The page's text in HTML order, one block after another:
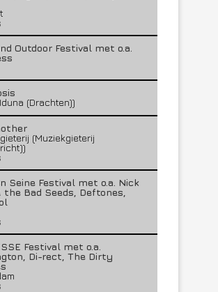
Outdoor Festival met o.a.
(Drachten))
(Muziekgieterij
Seine Festival met o.a. Nick
the Bad Seeds, Deftones,
Festival met o.a.
Di-rect, The Dirty